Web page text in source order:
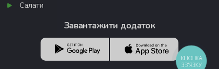
Салати
Завантажити додаток
КНОПКА
ЗВ'ЯЗКУ